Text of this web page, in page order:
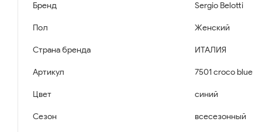
Бренд Sergio Belotti
Пол Женский
Страна бренда ИТАЛИЯ
Артикул 7501 croco blue
Цвет синий
Сезон всесезонный